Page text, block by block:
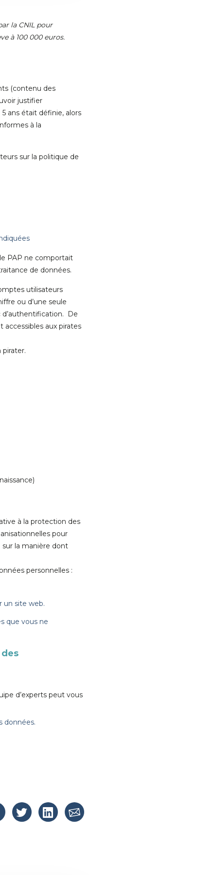
la CNIL pour
à 100 000 euros.
(contenu des
justifier
ans était définie, alors
à la
sur la politique de
PAP ne comportait
de données.
utilisateurs
ou d’une seule
d’authentification. De
aux pirates
à la protection des
pour
la manière dont
personnelles :
un site web.
que vous ne
d’experts peut vous
données.